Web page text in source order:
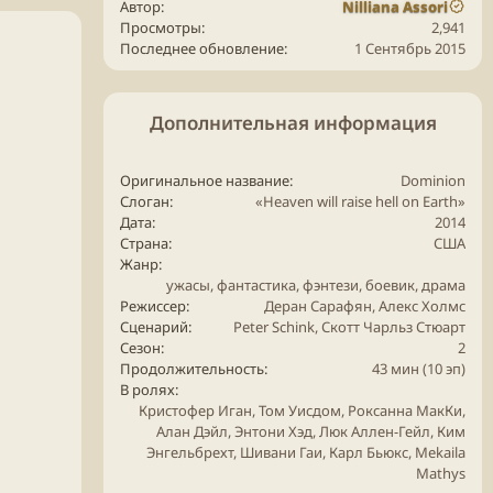
Автор
Nilliana Assori
Просмотры
2,941
Последнее обновление
1 Сентябрь 2015
Дополнительная информация
Оригинальное название
Dominion
Слоган
«Heaven will raise hell on Earth»
Дата
2014
Страна
США
Жанр
ужасы,фантастика,фэнтези,боевик,драма
Режиссер
Деран Сарафян, Алекс Холмс
Сценарий
Peter Schink, Скотт Чарльз Стюарт
Сезон
2
Продолжительность
43 мин (10 эп)
В ролях
Кристофер Иган, Том Уисдом, Роксанна МакКи,
Алан Дэйл, Энтони Хэд, Люк Аллен-Гейл, Ким
Энгельбрехт, Шивани Гаи, Карл Бьюкс, Mekaila
Mathys